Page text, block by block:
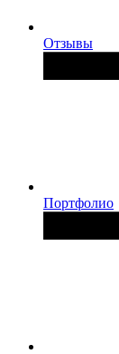
Отзывы
Портфолио